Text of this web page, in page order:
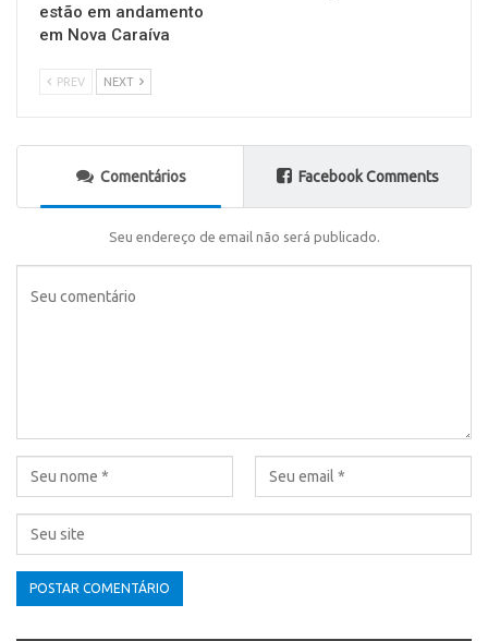
estão em andamento
em Nova Caraíva
PREV NEXT
Comentários Facebook Comments
Seu endereço de email não será publicado.